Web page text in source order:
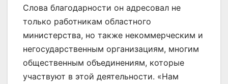
Слова благодарности он адресовал не
только работникам областного
министерства, но также некоммерческим и
негосударственным организациям, многим
общественным объединениям, которые
участвуют в этой деятельности. «Нам